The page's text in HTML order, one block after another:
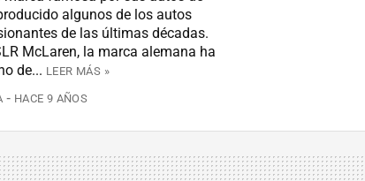
algunos de los autos
de las últimas décadas.
McLaren, la marca alemana ha
de... LEER MÁS »
HACE 9 AÑOS